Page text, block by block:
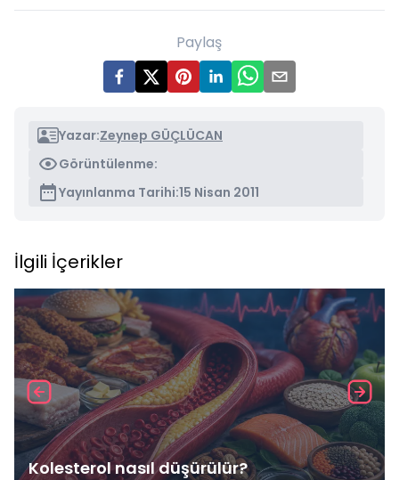
Paylaş
Yazar:Zeynep GÜÇLÜCAN
Görüntülenme:
Yayınlanma Tarihi:15 Nisan 2011
İlgili İçerikler
Kolesterol nasıl düşürülür?